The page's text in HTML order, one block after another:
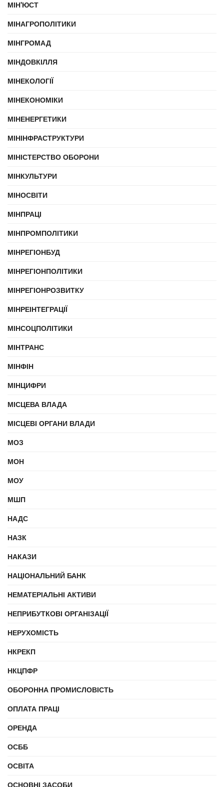
МІН'ЮСТ
МІНАГРОПОЛІТИКИ
МІНГРОМАД
МІНДОВКІЛЛЯ
МІНЕКОЛОГІЇ
МІНЕКОНОМІКИ
МІНЕНЕРГЕТИКИ
МІНІНФРАСТРУКТУРИ
МІНІСТЕРСТВО ОБОРОНИ
МІНКУЛЬТУРИ
МІНОСВІТИ
МІНПРАЦІ
МІНПРОМПОЛІТИКИ
МІНРЕГІОНБУД
МІНРЕГІОНПОЛІТИКИ
МІНРЕГІОНРОЗВИТКУ
МІНРЕІНТЕГРАЦІЇ
МІНСОЦПОЛІТИКИ
МІНТРАНС
МІНФІН
МІНЦИФРИ
МІСЦЕВА ВЛАДА
МІСЦЕВІ ОРГАНИ ВЛАДИ
МОЗ
МОН
МОУ
МШП
НАДС
НАЗК
НАКАЗИ
НАЦІОНАЛЬНИЙ БАНК
НЕМАТЕРІАЛЬНІ АКТИВИ
НЕПРИБУТКОВІ ОРГАНІЗАЦІЇ
НЕРУХОМІСТЬ
НКРЕКП
НКЦПФР
ОБОРОННА ПРОМИСЛОВІСТЬ
ОПЛАТА ПРАЦІ
ОРЕНДА
ОСББ
ОСВІТА
ОСНОВНІ ЗАСОБИ